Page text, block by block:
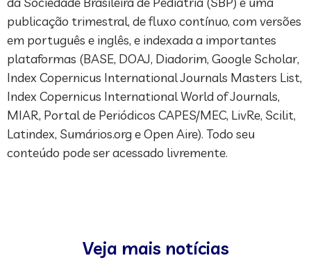
publicação trimestral, de fluxo contínuo, com versões
em português e inglês, e indexada a importantes
plataformas (BASE, DOAJ, Diadorim, Google Scholar,
Index Copernicus International Journals Masters List,
Index Copernicus International World of Journals,
MIAR, Portal de Periódicos CAPES/MEC, LivRe, Scilit,
Latindex, Sumários.org e Open Aire). Todo seu
conteúdo pode ser acessado livremente.
Veja mais notícias